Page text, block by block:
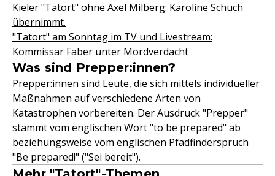
Kieler "Tatort" ohne Axel Milberg: Karoline Schuch
übernimmt.
"Tatort" am Sonntag im TV und Livestream:
Kommissar Faber unter Mordverdacht
Was sind Prepper:innen?
Prepper:innen sind Leute, die sich mittels individueller
Maßnahmen auf verschiedene Arten von
Katastrophen vorbereiten. Der Ausdruck "Prepper"
stammt vom englischen Wort "to be prepared" ab
beziehungsweise vom englischen Pfadfinderspruch
"Be prepared!" ("Sei bereit").